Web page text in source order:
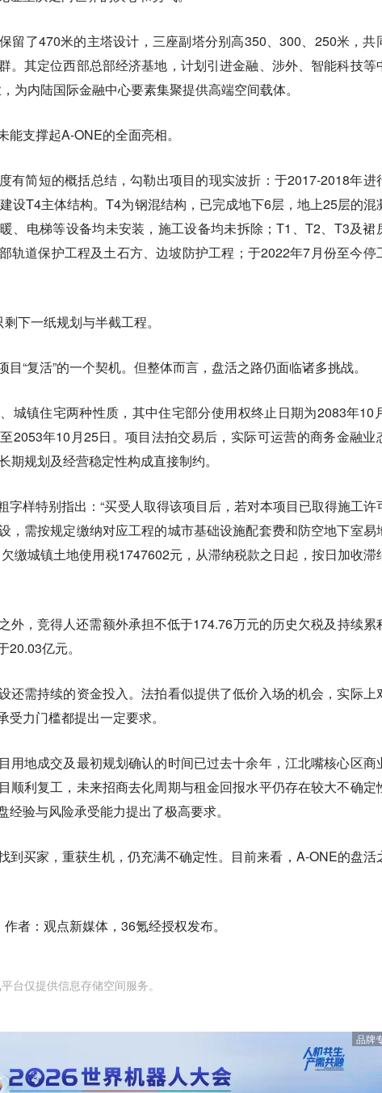
留了470米的主塔设计，三座副塔分别高350、300、250米，共
。其定位西部总部经济基地，计划引进金融、涉外、智能科技等
为内陆国际金融中心要素集聚提供高端空间载体。
支撑起A-ONE的全面亮相。
有简短的概括总结，勾勒出项目的现实波折：于2017-2018年进
设T4主体结构。T4为钢混结构，已完成地下6层，地上25层的混
、电梯等设备均未安装，施工设备均未拆除；T1、T2、T3及裙
轨道保护工程及土石方、边坡防护工程；于2022年7月份至今停
下一纸规划与半截工程。
“复活”的一个契机。但整体而言，盘活之路仍面临诸多挑战。
城镇住宅两种性质，其中住宅部分使用权终止日期为2083年10
2053年10月25日。项目法拍交易后，实际可运营的商务金融业
期规划及经营稳定性构成直接制约。
字样特别指出：“买受人取得该项目后，若对本项目已取得施工许
，需按规定缴纳对应工程的城市基础设施配套费和防空地下室易
缴城镇土地使用税1747602元，从滞纳税款之日起，按日加收滞
外，竞得人还需额外承担不低于174.76万元的历史欠税及持续累
亿元。
还需持续的资金投入。法拍看似提供了低价入场的机会，实际上
力门槛都提出一定要求。
用地成交及最初规划确认的时间已过去十余年，江北嘴核心区商
顺利复工，未来招商去化周期与租金回报水平仍存在较大不确定
验与风险承受能力提出了极高要求。
到买家，重获生机，仍充满不确定性。目前来看，A-ONE的盘活
作者：观点新媒体，36氪经授权发布。
台仅提供信息存储空间服务。
品牌